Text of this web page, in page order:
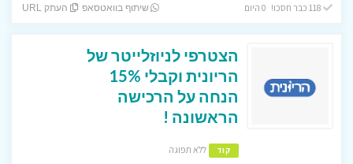
118 כבר חסכו! 0 היום שיתוף בוואטסאפ העתק URL
הצטרפי לניוזלייטר של
הריונית וקבלי 15%
הנחה על הרכישה
הראשונה !
קוד ללא תפוגה